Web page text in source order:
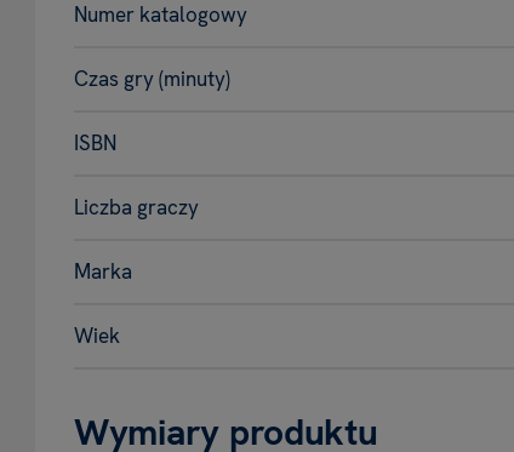
Numer katalogowy
Czas gry (minuty)
ISBN
Liczba graczy
Marka
Wiek
Wymiary produktu